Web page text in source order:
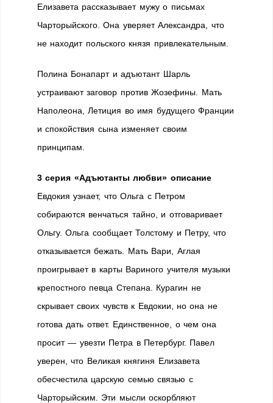
Елизавета рассказывает мужу о письмах
Чарторыйского. Она уверяет Александра, что
не находит польского князя привлекательным.
Полина Бонапарт и адъютант Шарль
устраивают заговор против Жозефины. Мать
Наполеона, Летиция во имя будущего Франции
и спокойствия сына изменяет своим
принципам.
3 серия «Адъютанты любви» описание
Евдокия узнает, что Ольга с Петром
собираются венчаться тайно, и отговаривает
Ольгу. Ольга сообщает Толстому и Петру, что
отказывается бежать. Мать Вари, Аглая
проигрывает в карты Вариного учителя музыки
крепостного певца Степана. Курагин не
скрывает своих чувств к Евдокии, но она не
готова дать ответ. Единственное, о чем она
просит — увезти Петра в Петербург. Павел
уверен, что Великая княгиня Елизавета
обесчестила царскую семью связью с
Чарторыйским. Эти мысли оскорбляют